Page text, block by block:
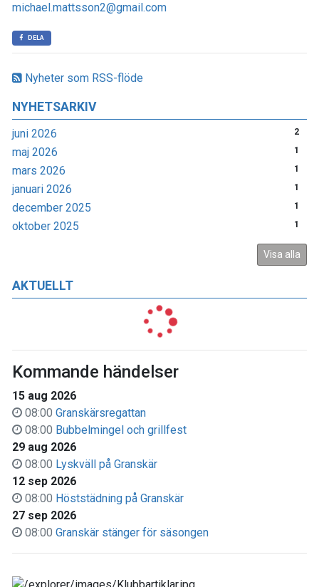
Nyheter som RSS-flöde
NYHETSARKIV
juni 2026 2
maj 2026 1
mars 2026 1
januari 2026 1
december 2025 1
oktober 2025 1
Visa alla
AKTUELLT
Kommande händelser
15 aug 2026
08:00 Granskärsregattan
08:00 Bubbelmingel och grillfest
29 aug 2026
08:00 Lyskväll på Granskär
12 sep 2026
08:00 Höststädning på Granskär
27 sep 2026
08:00 Granskär stänger för säsongen
michael.mattsson2@gmail.com
DELA